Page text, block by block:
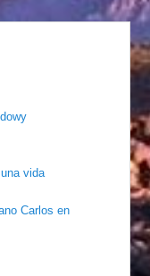
vida
Carlos en